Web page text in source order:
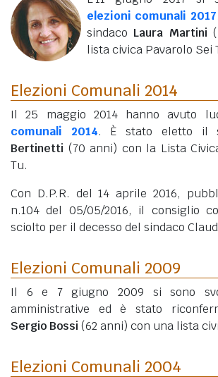
elezioni comunali 2017
sindaco Laura Martini
lista civica Pavarolo Sei
Elezioni Comunali 2014
Il 25 maggio 2014 hanno avuto
comunali 2014. È stato eletto il
Bertinetti (70 anni) con la Lista
Tu.
Con D.P.R. del 14 aprile 2016,
n.104 del 05/05/2016, il consiglio
sciolto per il decesso del sindaco
Elezioni Comunali 2009
Il 6 e 7 giugno 2009 si sono
amministrative ed è stato
Sergio Bossi (62 anni) con una lista
Elezioni Comunali 2004